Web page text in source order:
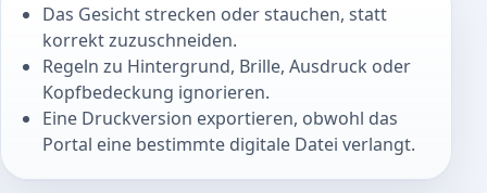
Das Gesicht strecken oder stauchen, statt
korrekt zuzuschneiden.
Regeln zu Hintergrund, Brille, Ausdruck oder
Kopfbedeckung ignorieren.
Eine Druckversion exportieren, obwohl das
Portal eine bestimmte digitale Datei verlangt.